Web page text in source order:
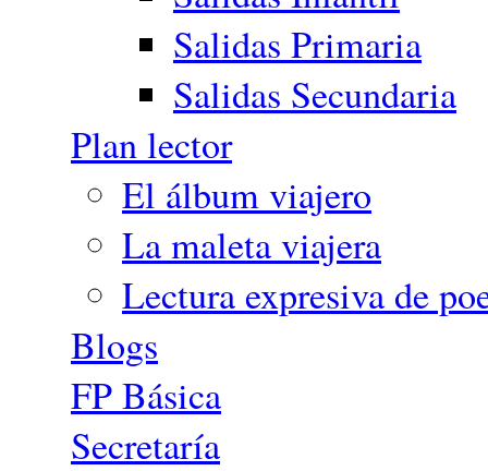
Salidas Primaria
Salidas Secundaria
Plan lector
El álbum viajero
La maleta viajera
Lectura expresiva de
Blogs
FP Básica
Secretaría